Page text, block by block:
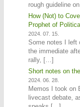
rough guideline
How (Not) to
Prophet of
2024. 07. 15.
Some notes I left
the immediate
rally, […]
Short notes on
2024. 06. 28.
Memos I took on
livecast debate,